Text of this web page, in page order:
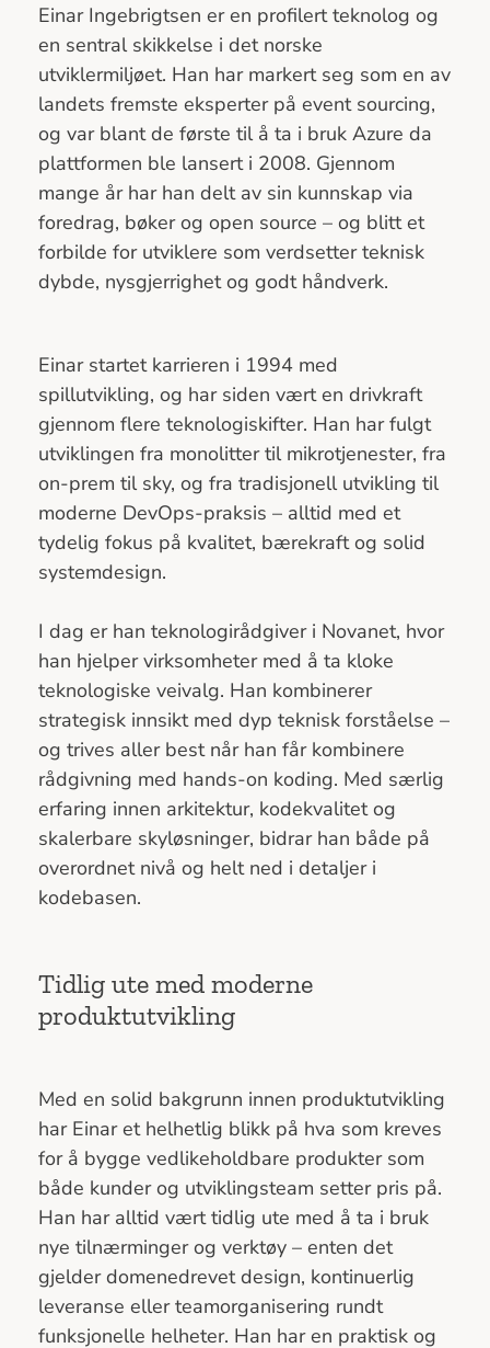
Einar Ingebrigtsen er en profilert teknolog og
en sentral skikkelse i det norske
utviklermiljøet. Han har markert seg som en av
landets fremste eksperter på event sourcing,
og var blant de første til å ta i bruk Azure da
plattformen ble lansert i 2008. Gjennom
mange år har han delt av sin kunnskap via
foredrag, bøker og open source – og blitt et
forbilde for utviklere som verdsetter teknisk
dybde, nysgjerrighet og godt håndverk.
Einar startet karrieren i 1994 med
spillutvikling, og har siden vært en drivkraft
gjennom flere teknologiskifter. Han har fulgt
utviklingen fra monolitter til mikrotjenester, fra
on-prem til sky, og fra tradisjonell utvikling til
moderne DevOps-praksis – alltid med et
tydelig fokus på kvalitet, bærekraft og solid
systemdesign.
I dag er han teknologirådgiver i Novanet, hvor
han hjelper virksomheter med å ta kloke
teknologiske veivalg. Han kombinerer
strategisk innsikt med dyp teknisk forståelse –
og trives aller best når han får kombinere
rådgivning med hands-on koding. Med særlig
erfaring innen arkitektur, kodekvalitet og
skalerbare skyløsninger, bidrar han både på
overordnet nivå og helt ned i detaljer i
kodebasen.
Tidlig ute med moderne
produktutvikling
Med en solid bakgrunn innen produktutvikling
har Einar et helhetlig blikk på hva som kreves
for å bygge vedlikeholdbare produkter som
både kunder og utviklingsteam setter pris på.
Han har alltid vært tidlig ute med å ta i bruk
nye tilnærminger og verktøy – enten det
gjelder domenedrevet design, kontinuerlig
leveranse eller teamorganisering rundt
funksjonelle helheter. Han har en praktisk og